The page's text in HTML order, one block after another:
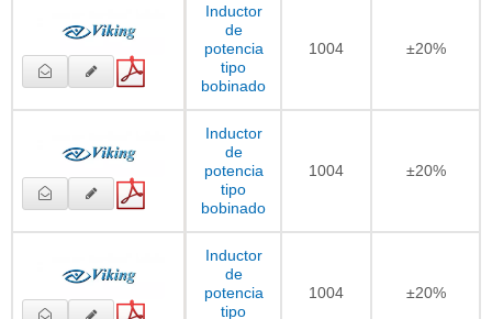
Inductor
de
potencia
tipo
bobinado
1004 ±20%
Inductor
de
potencia
tipo
bobinado
1004 ±20%
Inductor
de
potencia
tipo
1004 ±20%